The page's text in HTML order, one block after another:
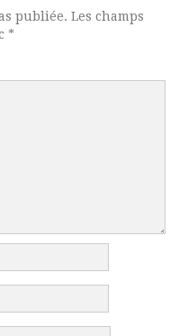
publiée. Les champs
*